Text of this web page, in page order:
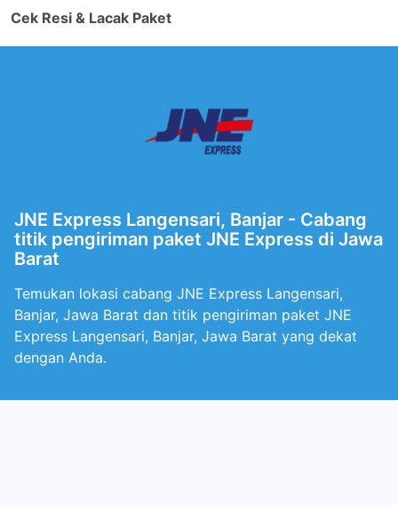
Cek Resi & Lacak Paket
JNE Express Langensari, Banjar - Cabang
titik pengiriman paket JNE Express di Jawa
Barat
Temukan lokasi cabang JNE Express Langensari,
Banjar, Jawa Barat dan titik pengiriman paket JNE
Express Langensari, Banjar, Jawa Barat yang dekat
dengan Anda.